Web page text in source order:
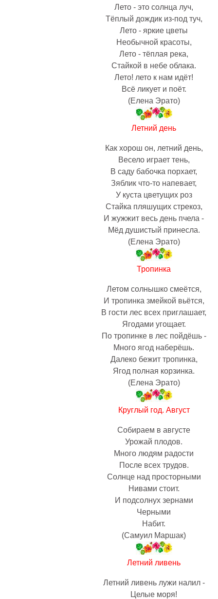
Лето - это солнца луч,
Тёплый дождик из-под туч,
Лето - яркие цветы
Необычной красоты,
Лето - тёплая река,
Стайкой в небе облака.
Лето! лето к нам идёт!
Всё ликует и поёт.
(Елена Эрато)
Летний день
Как хорош он, летний день,
Весело играет тень,
В саду бабочка порхает,
Зяблик что-то напевает,
У куста цветущих роз
Стайка пляшущих стрекоз,
И жужжит весь день пчела -
Мёд душистый принесла.
(Елена Эрато)
Тропинка
Летом солнышко смеётся,
И тропинка змейкой вьётся,
В гости лес всех приглашает,
Ягодами угощает.
По тропинке в лес пойдёшь -
Много ягод наберёшь.
Далеко бежит тропинка,
Ягод полная корзинка.
(Елена Эрато)
Круглый год. Август
Собираем в августе
Урожай плодов.
Много людям радости
После всех трудов.
Солнце над просторными
Нивами стоит.
И подсолнух зернами
Черными
Набит.
(Самуил Маршак)
Летний ливень
Летний ливень лyжи налил -
Целые моpя!